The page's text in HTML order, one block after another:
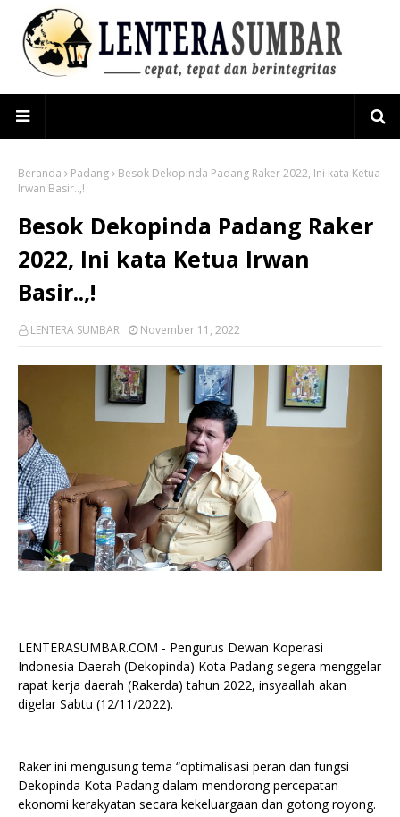
Beranda Padang
Besok Dekopinda Padang Raker 2022, Ini kata Ketua
Irwan Basir..,!
Besok Dekopinda Padang Raker
2022, Ini kata Ketua Irwan
Basir..,!
LENTERA SUMBAR November 11, 2022
LENTERASUMBAR.COM - Pengurus Dewan Koperasi
Indonesia Daerah (Dekopinda) Kota Padang segera menggelar
rapat kerja daerah (Rakerda) tahun 2022, insyaallah akan
digelar Sabtu (12/11/2022).
Raker ini mengusung tema “optimalisasi peran dan fungsi
Dekopinda Kota Padang dalam mendorong percepatan
ekonomi kerakyatan secara kekeluargaan dan gotong royong.